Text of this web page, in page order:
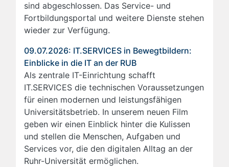
sind abgeschlossen. Das Service- und
Fortbildungsportal und weitere Dienste stehen
wieder zur Verfügung.
09.07.2026: IT.SERVICES in Bewegtbildern:
Einblicke in die IT an der RUB
Als zentrale IT-Einrichtung schafft
IT.SERVICES die technischen Voraussetzungen
für einen modernen und leistungsfähigen
Universitätsbetrieb. In unserem neuen Film
geben wir einen Einblick hinter die Kulissen
und stellen die Menschen, Aufgaben und
Services vor, die den digitalen Alltag an der
Ruhr-Universität ermöglichen.